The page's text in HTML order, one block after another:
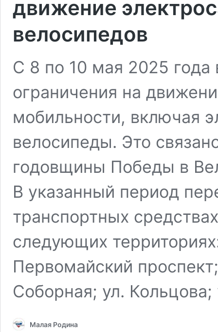
движение
велосипедов
С 8 по 10 мая 2025 года
ограничения на
мобильности, включая
велосипеды. Это
годовщины Победы в
В указанный период
транспортных
следующих
Первомайский
Соборная; ул.
Малая Родина